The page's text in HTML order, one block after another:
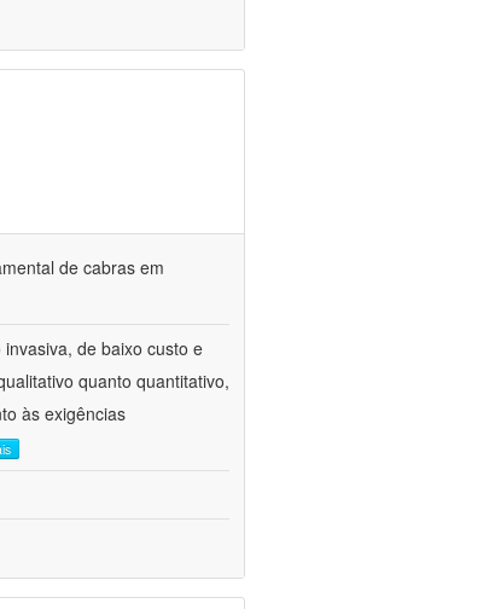
de cabras em
de baixo custo e
quanto quantitativo,
às exigências